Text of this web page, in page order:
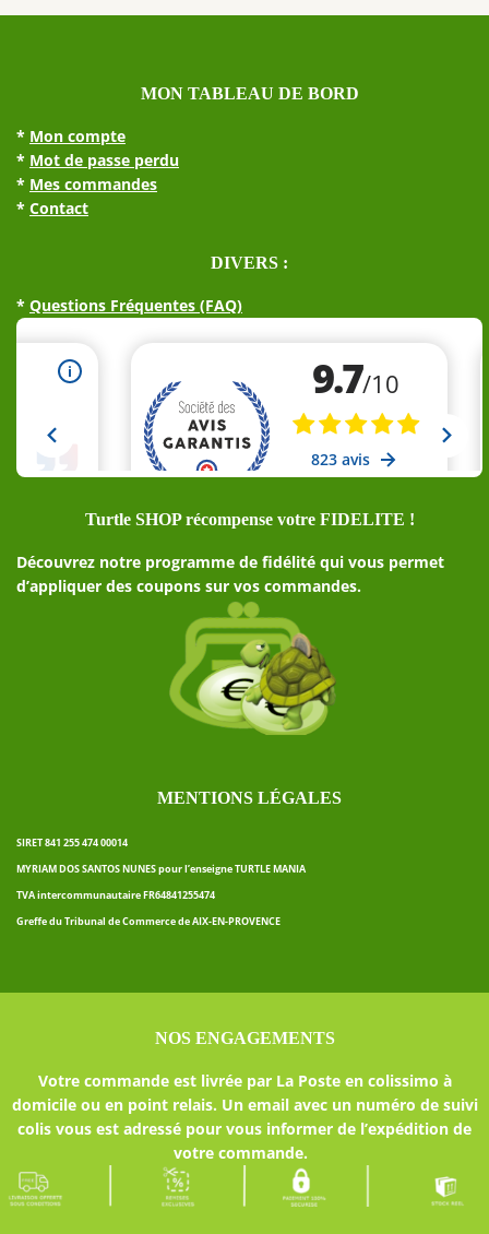
MON TABLEAU DE BORD
* Mon compte
* Mot de passe perdu
* Mes commandes
* Contact
DIVERS :
* Questions Fréquentes (FAQ)
Turtle SHOP récompense votre FIDELITE !
Découvrez notre programme de fidélité qui vous permet
d’appliquer des coupons sur vos commandes.
MENTIONS LÉGALES
SIRET 841 255 474 00014
MYRIAM DOS SANTOS NUNES pour l’enseigne TURTLE MANIA
TVA intercommunautaire FR64841255474
Greffe du Tribunal de Commerce de AIX-EN-PROVENCE
NOS ENGAGEMENTS
Votre commande est livrée par La Poste en colissimo à
domicile ou en point relais. Un email avec un numéro de suivi
colis vous est adressé pour vous informer de l’expédition de
votre commande.